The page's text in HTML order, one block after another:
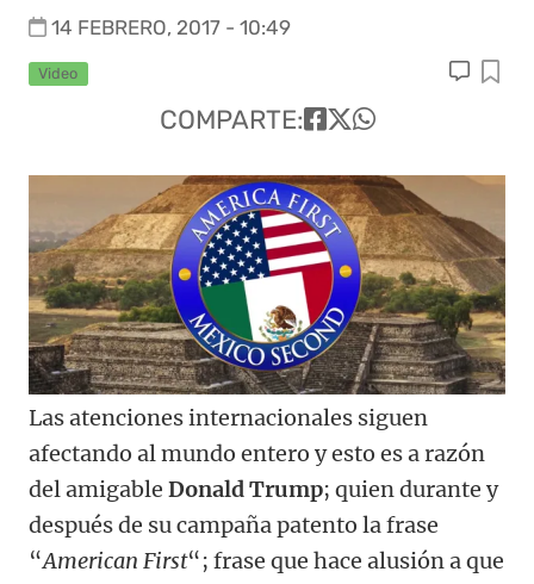
14 FEBRERO, 2017 - 10:49
Video
COMPARTE:
Las atenciones internacionales siguen
afectando al mundo entero y esto es a razón
del amigable Donald Trump; quien durante y
después de su campaña patento la frase
“American First“; frase que hace alusión a que